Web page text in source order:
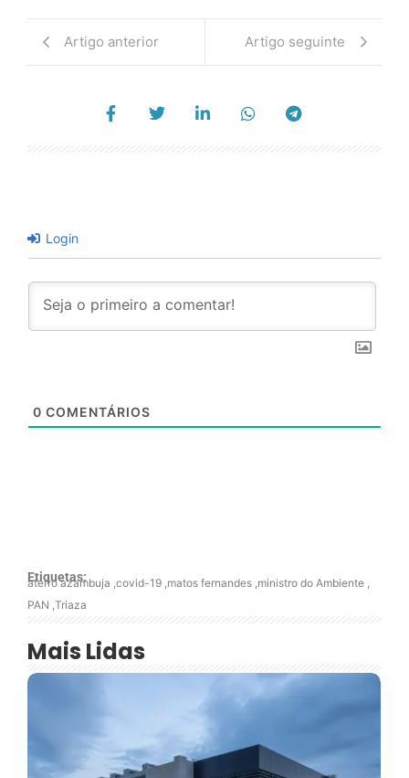
Artigo anterior Artigo seguinte
Login
0 COMENTÁRIOS
Etiquetas:
aterro azambuja ,covid-19 ,matos fernandes ,ministro do Ambiente ,
PAN ,Triaza
Mais Lidas